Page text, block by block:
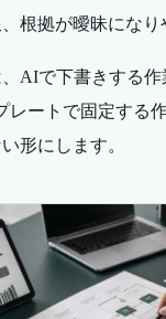
根拠が曖昧になり
AIで下書きする
レートで固定する
形にします。